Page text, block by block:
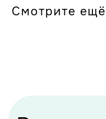
Смотрите ещё
уже
Покупки еще выгоднее